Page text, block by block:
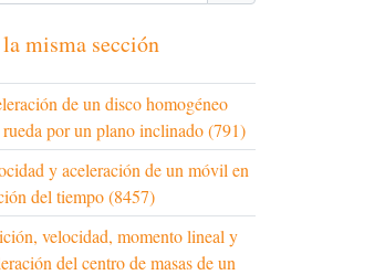
misma sección
de un disco homogéneo
por un plano inclinado (791)
y aceleración de un móvil en
del tiempo (8457)
velocidad, momento lineal y
del centro de masas de un